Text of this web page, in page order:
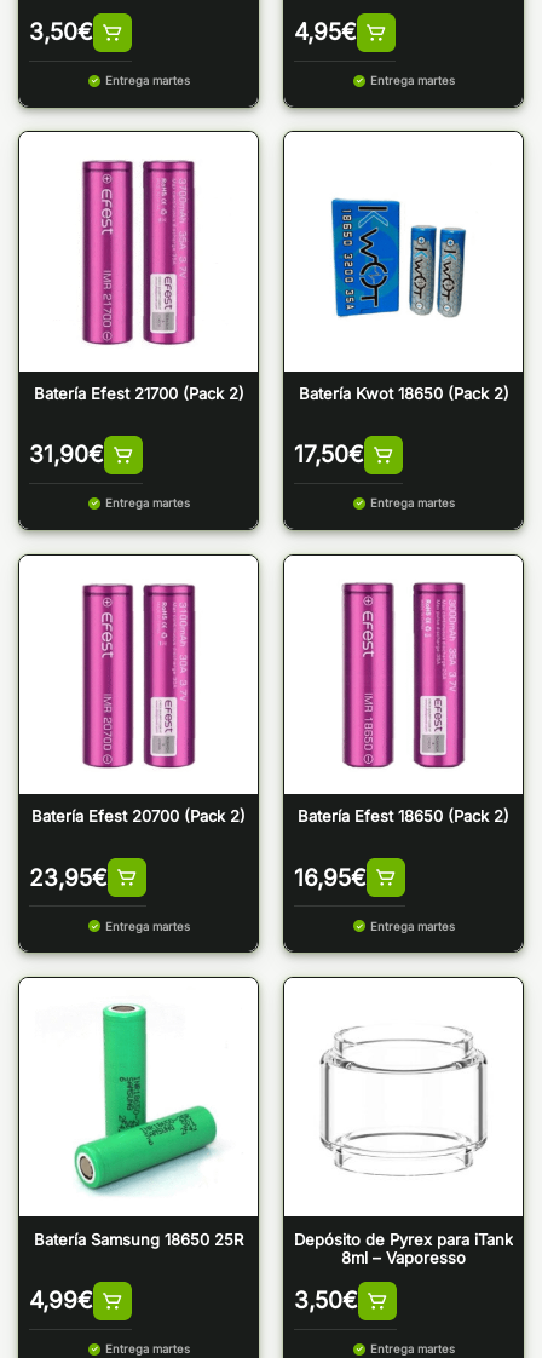
3,50€
Entrega martes
4,95€
Entrega martes
Batería Efest 21700 (Pack 2)
31,90€
Entrega martes
Batería Kwot 18650 (Pack 2)
17,50€
Entrega martes
Batería Efest 20700 (Pack 2)
23,95€
Entrega martes
Batería Efest 18650 (Pack 2)
16,95€
Entrega martes
Batería Samsung 18650 25R
4,99€
Entrega martes
Depósito de Pyrex para iTank
8ml – Vaporesso
3,50€
Entrega martes